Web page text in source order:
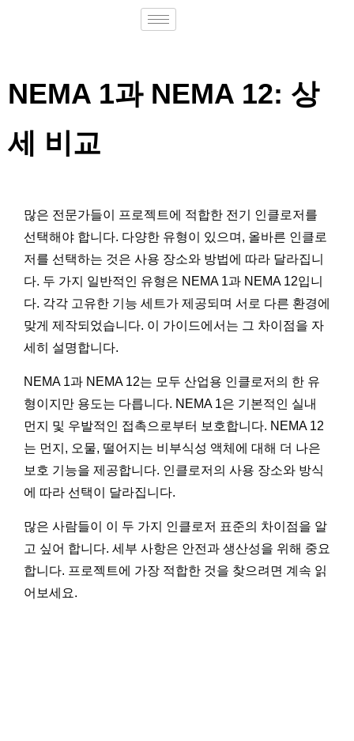
NEMA 1과 NEMA 12: 상
세 비교
많은 전문가들이 프로젝트에 적합한 전기 인클로저를
선택해야 합니다. 다양한 유형이 있으며, 올바른 인클로
저를 선택하는 것은 사용 장소와 방법에 따라 달라집니
다. 두 가지 일반적인 유형은 NEMA 1과 NEMA 12입니
다. 각각 고유한 기능 세트가 제공되며 서로 다른 환경에
맞게 제작되었습니다. 이 가이드에서는 그 차이점을 자
세히 설명합니다.
NEMA 1과 NEMA 12는 모두 산업용 인클로저의 한 유
형이지만 용도는 다릅니다. NEMA 1은 기본적인 실내
먼지 및 우발적인 접촉으로부터 보호합니다. NEMA 12
는 먼지, 오물, 떨어지는 비부식성 액체에 대해 더 나은
보호 기능을 제공합니다. 인클로저의 사용 장소와 방식
에 따라 선택이 달라집니다.
많은 사람들이 이 두 가지 인클로저 표준의 차이점을 알
고 싶어 합니다. 세부 사항은 안전과 생산성을 위해 중요
합니다. 프로젝트에 가장 적합한 것을 찾으려면 계속 읽
어보세요.